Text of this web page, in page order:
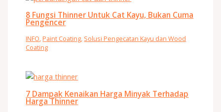
8 Fungsi Thinner Untuk Cat Kayu, Bukan Cuma
Pengencer
INFO,Paint Coating, Solusi Pengecatan Kayu dan Wood
Coating
7 Dampak Kenaikan Harga Minyak Terhadap
Harga Thinner